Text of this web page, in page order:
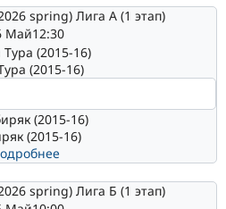
spring) Лига А (1 этап)
Май12:30
(2015-16)
(2015-16)
spring) Лига Б (1 этап)